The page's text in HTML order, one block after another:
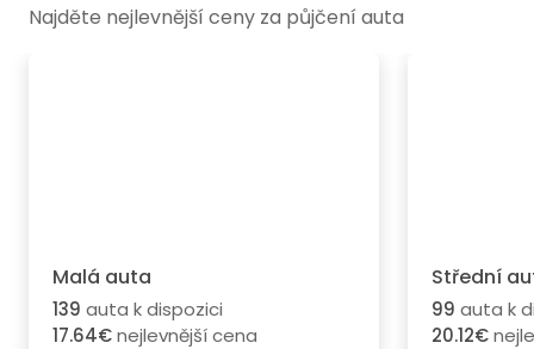
Najděte nejlevnější ceny za půjčení auta
Malá auta
139 auta k dispozici
17.64€nejlevnější cena
Střední
99 auta k
20.12€